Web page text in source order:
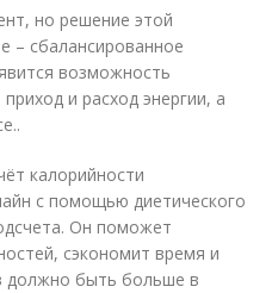
но решение этой
– сбалансированное
возможность
и расход энергии, а
калорийности
с помощью диетического
Он поможет
сэкономит время и
должно быть больше в